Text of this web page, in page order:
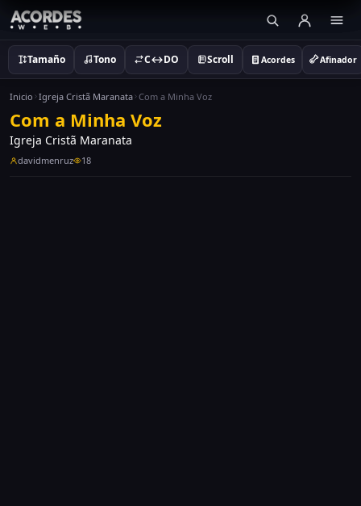
Tamaño Tono C↔DO Scroll Acordes Afinador
Inicio Igreja Cristã Maranata Com a Minha Voz
Com a Minha Voz
Igreja Cristã Maranata
davidmenruz 18